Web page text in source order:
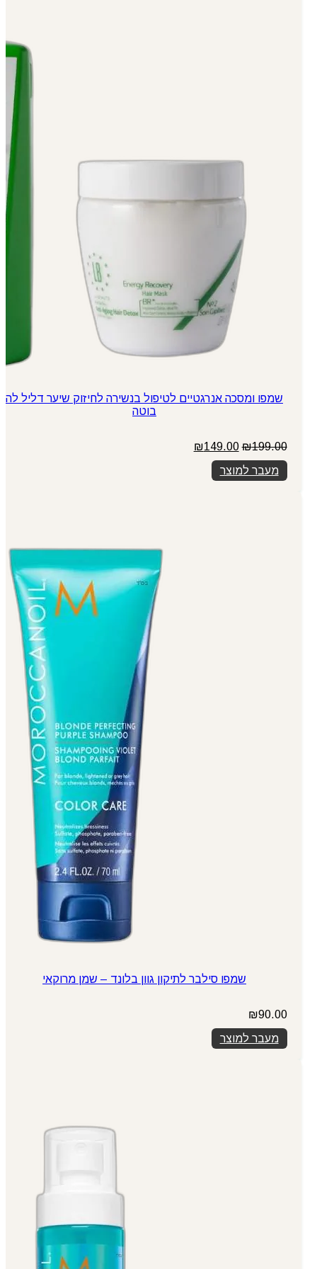
שמפו ומסכה אנרגטיים לטיפול בנשירה לחיזוק שיער דליל לה
בוטה
₪199.00
המחיר
המקורי
היה:
₪199.00.
₪149.00
מעבר למוצר
שמפו סילבר לתיקון גוון בלונד – שמן מרוקאי
₪90.00
מעבר למוצר